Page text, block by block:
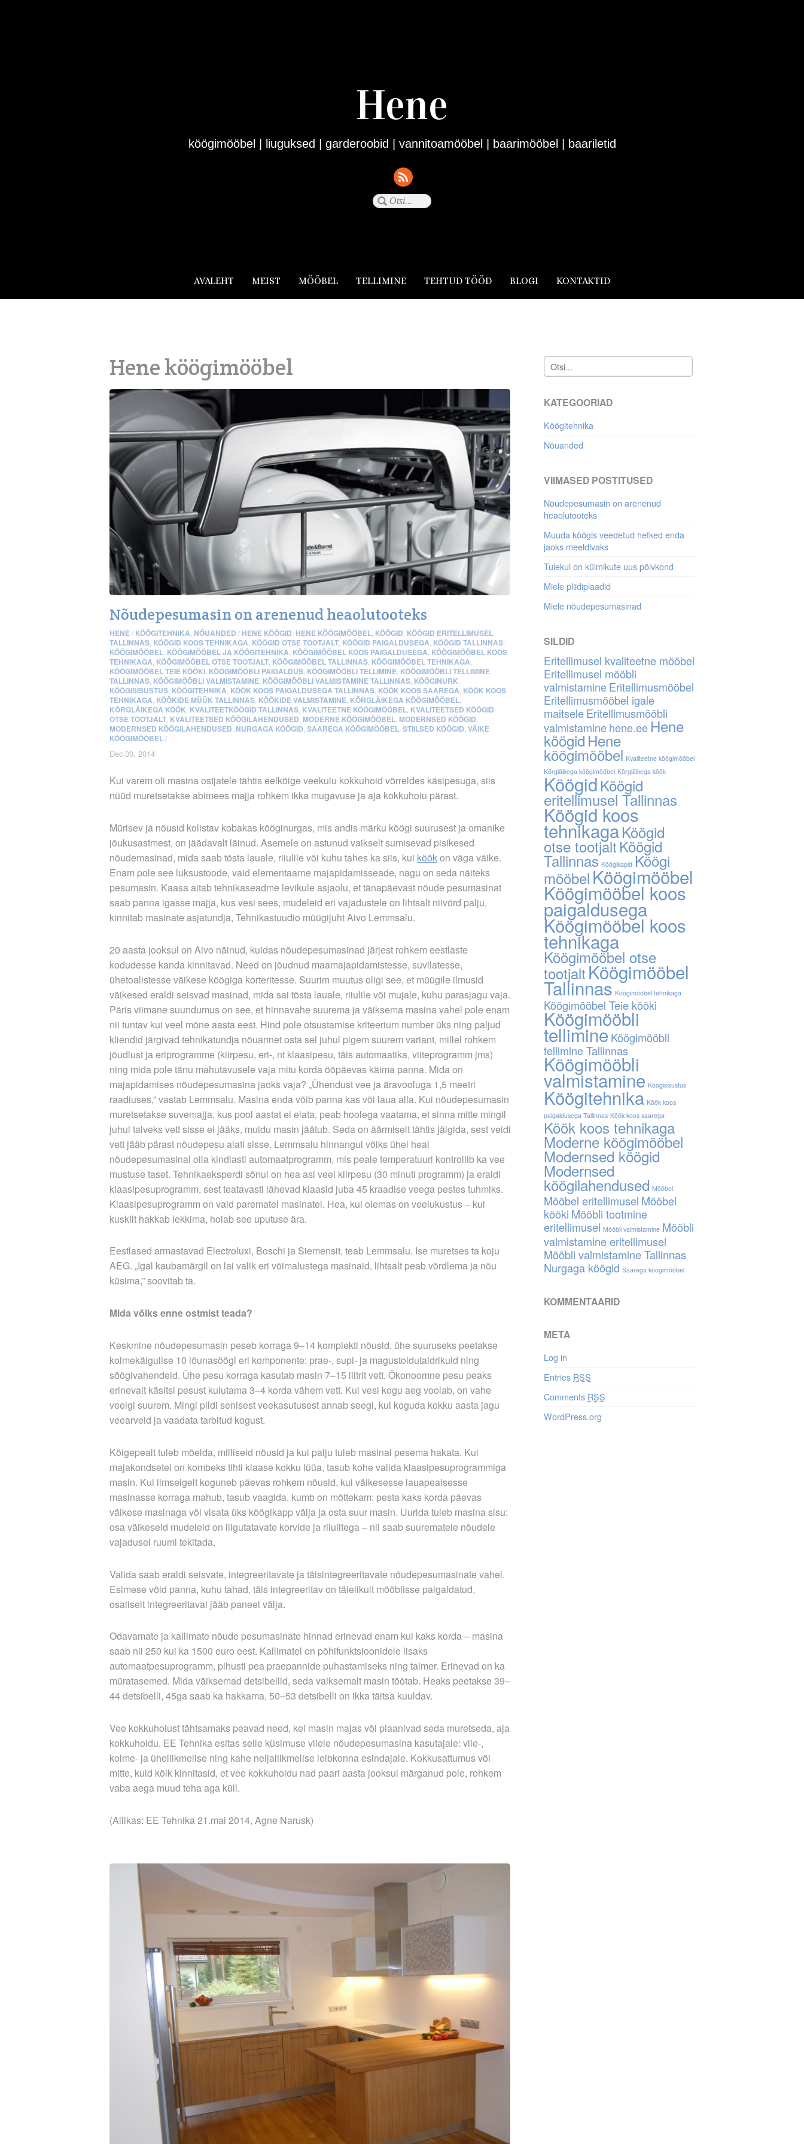
Hene
köögimööbel | liuguksed | garderoobid | vannitoamööbel | baarimööbel | baariletid
AVALEHT MEIST MÖÖBEL TELLIMINE TEHTUD TÖÖD BLOGI KONTAKTID
Hene köögimööbel
Nõudepesumasin on arenenud heaolutooteks
HENE/ KÖÖGITEHNIKA NÕUANDED / HENE KÖÖGID HENE KÖÖGIMÖÖBEL KÖÖGID KÖÖGID ERITELLIMUSEL
TALLINNAS KÖÖGID KOOS TEHNIKAGA KÖÖGID OTSE TOOTJALT KÖÖGID PAIGALDUSEGA KÖÖGID TALLINNAS
KÖÖGIMÖÖBEL KÖÖGIMÖÖBEL JA KÖÖGITEHNIKA KÖÖGIMÖÖBEL KOOS PAIGALDUSEGA KÖÖGIMÖÖBEL KOOS
TEHNIKAGA KÖÖGIMÖÖBEL OTSE TOOTJALT KÖÖGIMÖÖBEL TALLINNAS KÖÖGIMÖÖBEL TEHNIKAGA
KÖÖGIMÖÖBEL TEIE KÖÖKI KÖÖGIMÖÖBLI PAIGALDUS KÖÖGIMÖÖBLI TELLIMINE KÖÖGIMÖÖBLI TELLIMINE
TALLINNAS KÖÖGIMÖÖBLI VALMISTAMINE KÖÖGIMÖÖBLI VALMISTAMINE TALLINNAS KÖÖGINURK
KÖÖGISISUSTUS KÖÖGITEHNIKA KÖÖK KOOS PAIGALDUSEGA TALLINNAS KÖÖK KOOS SAAREGA KÖÖK KOOS
TEHNIKAGA KÖÖKIDE MÜÜK TALLINNAS KÖÖKIDE VALMISTAMINE KÕRGLÄIKEGA KÖÖGIMÖÖBEL
KÕRGLÄIKEGA KÖÖK KVALITEETKÖÖGID TALLINNAS KVALITEETNE KÖÖGIMÖÖBEL KVALITEETSED KÖÖGID
OTSE TOOTJALT KVALITEETSED KÖÖGILAHENDUSED MODERNE KÖÖGIMÖÖBEL MODERNSED KÖÖGID
MODERNSED KÖÖGILAHENDUSED NURGAGA KÖÖGID SAAREGA KÖÖGIMÖÖBEL STIILSED KÖÖGID VÄIKE
KÖÖGIMÖÖBEL/
Dec 30, 2014
Kui varem oli masina ostjatele tähtis eelkõige veekulu kokkuhoid võrreldes käsipesuga, siis
nüüd muretsetakse abimees majja rohkem ikka mugavuse ja aja kokkuhoiu pärast.
Mürisev ja nõusid kolistav kobakas kööginurgas, mis andis märku köögi suurusest ja omanike
jõukusastmest, on jäädavalt läinud. Asemele on astunud vaikselt sumisevad pisikesed
nõudemasinad, mida saab tõsta lauale, riiulile või kuhu tahes ka siis, kui köökon väga väike.
Enam pole see luksustoode, vaid elementaarne majapidamisseade, nagu on seda näiteks
pesumasin. Kaasa aitab tehnikaseadme levikule asjaolu, et tänapäevast nõude­ pesumasinat
saab panna igasse majja, kus vesi sees, mudeleid eri vajadustele on lihtsalt niivõrd palju,
kinnitab masinate asjatundja, Tehnikastuudio müügijuht Aivo Lemmsalu.
20 aasta jooksul on Aivo näinud, kuidas nõudepesumasinad järjest rohkem eestlaste
kodudesse kanda kinnitavad. Need on jõudnud maamajapidamistesse, suvilatesse,
ühetoalistesse väikese köögiga korteritesse. Suurim muutus oligi see, et müügile ilmusid
väikesed eraldi seisvad masinad, mida sai tõsta lauale, riiulile või mujale, kuhu parasjagu vaja.
Päris viimane suundumus on see, et hinnavahe suurema ja väiksema masina vahel pole enam
nii tuntav kui veel mõne aasta eest. Hind pole otsustamise kriteerium number üks ning paljud
kliendid järgivad tehnikatundja nõuannet osta sel juhul pigem suurem variant, millel rohkem
jõudlust ja eriprogramme (kiirpesu, eri-, nt klaasipesu, täis­ automaatika, viiteprogramm jms)
ning mida pole tänu mahutavusele vaja mitu korda ööpäevas käima panna. Mida on
majapidamises nõudepesumasina jaoks vaja? „Ühendust vee ja äravooluga 1,5 meetri
raadiuses,” vastab Lemmsalu. Masina enda võib panna kas või laua alla. Kui nõude­pesumasin
muretsetakse suvemajja, kus pool aastat ei elata, peab hoolega vaatama, et sinna mitte mingil
juhul talveks vett sisse ei jääks, muidu masin jäätub. Seda on äärmiselt tähtis jälgida, sest veidi
vett jääb pärast nõudepesu alati sisse. Lemmsalu hinnangul võiks ühel heal
nõudepesumasinal olla kindlasti automaatprogramm, mis peale temperatuuri kontrollib ka vee
mustuse taset. Tehnikaeksperdi sõnul on hea asi veel kiirpesu (30 minuti programm) ja eraldi
klaasipesuprogramm, sest teatavasti lähevad klaasid juba 45 kraadise veega pestes tuhmiks.
Klaasipesuprogramm on vaid parematel masinatel. Hea, kui olemas on veelukustus – kui
kuskilt hakkab lekkima, hoiab see uputuse ära.
Eestlased armastavad Electroluxi, Boschi ja Siemensit, teab Lemmsalu. Ise muretses ta koju
AEG. „Igal kauba­märgil on lai valik eri võimalustega masinaid, lihtsalt peab võrdlema ja nõu
küsima,” soovitab ta.
Mida võiks enne ostmist teada?
Keskmine nõudepesumasin peseb korraga 9–14 komplekti nõusid, ühe suuruseks peetakse
kolmekäigulise 10 lõunasöögi eri komponente: prae-, supi- ja magustoidutaldrikuid ning
söögivahendeid. Ühe pesu­ korraga kasutab masin 7–15 liitrit vett. Ökonoomne pesu peaks
erinevalt käsitsi­ pesust kulutama 3–4 korda vähem vett. Kui vesi kogu aeg voolab, on vahe
veelgi suurem. Mingi pildi senisest veekasutusest annab seegi, kui koguda kokku aasta jagu
veearveid ja vaadata tarbitud kogust.
Kõigepealt tuleb mõelda, milliseid nõusid ja kui palju tuleb masinal pesema hakata. Kui
majakondsetel on kombeks tihti klaase kokku lüüa, tasub kohe valida klaasipesuprogrammiga
masin. Kui ilmselgelt koguneb päevas rohkem nõusid, kui väikesesse lauapealsesse
masinasse korraga mahub, tasub vaagida, kumb on mõttekam: pesta kaks korda päevas
väikese masinaga või visata üks köögikapp välja ja osta suur masin. Uurida tuleb masina sisu:
osa väikeseid mudeleid on liigutatavate korvide ja riiulitega – nii saab suurematele nõudele
vajadusel ruumi tekitada.
Valida saab eraldi seisvate, integreeritavate ja täisintegreeritavate nõudepesumasinate vahel.
Esimese võid panna, kuhu tahad, täis­ integreeritav on täielikult mööblisse paigaldatud,
osaliselt integreeritaval jääb paneel välja.
Odavamate ja kallimate nõude­ pesumasinate hinnad erinevad enam kui kaks korda – masina
saab nii 250 kui ka 1500 euro eest. Kallimatel on põhifunktsioonidele lisaks
automaatpesuprogramm, pihusti­ pea praepannide puhastamiseks ning taimer. Erinevad on ka
müratasemed. Mida väiksemad detsibellid, seda vaiksemalt masin töötab. Heaks peetakse 39–
44 detsibelli, 45ga saab ka hakkama, 50–53 detsibelli on ikka täitsa kuuldav.
Vee kokkuhoiust tähtsamaks peavad need, kel masin majas või plaanivad seda muretseda, aja
kokku­hoidu. EE Tehnika esitas selle küsimuse viiele nõudepesumasina kasutajale: viie-,
kolme- ja üheliikmelise ning kahe neljaliikmelise leibkonna esindajale. Kokkusattumus või
mitte, kuid kõik kinnitasid, et vee kokkuhoidu nad paari aasta jooksul märganud pole, rohkem
vaba aega muud teha aga küll.
(Allikas: EE Tehnika 21.mai 2014, Agne Narusk)
KATEGOORIAD
Köögitehnika
Nõuanded
VIIMASED POSTITUSED
Nõudepesumasin on arenenud
heaolutooteks
Muuda köögis veedetud hetked enda
jaoks meeldivaks
Tulekul on külmikute uus põlvkond
Miele pliidiplaadid
Miele nõudepesumasinad
SILDID
Eritellimusel kvaliteetne mööbel
Eritellimusel mööbli
valmistamineEritellimusmööbel
Eritellimusmööbel igale
maitseleEritellimusmööbli
valmistaminehene.ee Hene
köögid Hene
köögimööbel Kvaliteetne köögimööbel
Kõrgläikega köögimööbel Kõrgläikega köök
Köögid Köögid
eritellimusel Tallinnas
Köögid koos
tehnikagaKöögid
otse tootjalt Köögid
Tallinnas Köögikapid Köögi
mööbel Köögimööbel
Köögimööbel koos
paigaldusega
Köögimööbel koos
tehnikaga
Köögimööbel otse
tootjaltKöögimööbel
Tallinnas Köögimööbel tehnikaga
Köögimööbel Teie kööki
Köögimööbli
tellimineKöögimööbli
tellimine Tallinnas
Köögimööbli
valmistamine Köögisisustus
Köögitehnika Köök koos
paigaldusega Tallinnas Köök koos saarega
Köök koos tehnikaga
Moderne köögimööbel
Modernsed köögid
Modernsed
köögilahendused Mööbel
Mööbel eritellimusel Mööbel
kööki Mööbli tootmine
eritellimusel Mööbli valmistamine Mööbli
valmistamine eritellimusel
Mööbli valmistamine Tallinnas
Nurgaga köögid Saarega köögimööbel
KOMMENTAARID
META
Log in
Entries RSS
Comments RSS
WordPress.org